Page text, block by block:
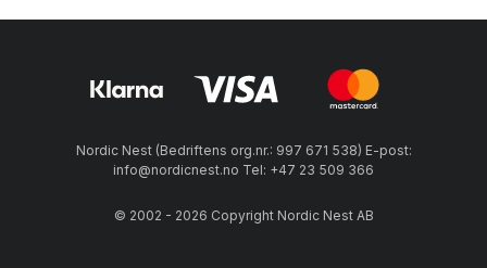
Nordic Nest (Bedriftens org.nr.: 997 671 538) E-post:
info@nordicnest.no Tel: +47 23 509 366
© 2002 - 2026 Copyright Nordic Nest AB